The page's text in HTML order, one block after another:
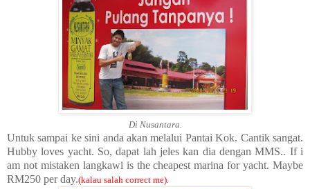
Di Nusantara.
Untuk sampai ke sini anda akan melalui Pantai Kok. Cantik sangat.
Hubby loves yacht. So, dapat lah jeles kan dia dengan MMS.. If i
am not mistaken langkawi is the cheapest marina for yacht. Maybe
RM250 per day.(kalau salah correct me).